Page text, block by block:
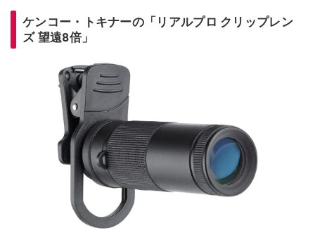
ケンコー・トキナーの「リアルプロ クリップレン
ズ 望遠8倍」